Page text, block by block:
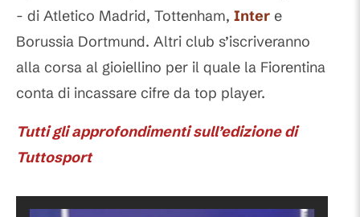
- di Atletico Madrid, Tottenham, Inter e
Borussia Dortmund. Altri club s’iscriveranno
alla corsa al gioiellino per il quale la Fiorentina
conta di incassare cifre da top player.
Tutti gli approfondimenti sull’edizione di
Tuttosport